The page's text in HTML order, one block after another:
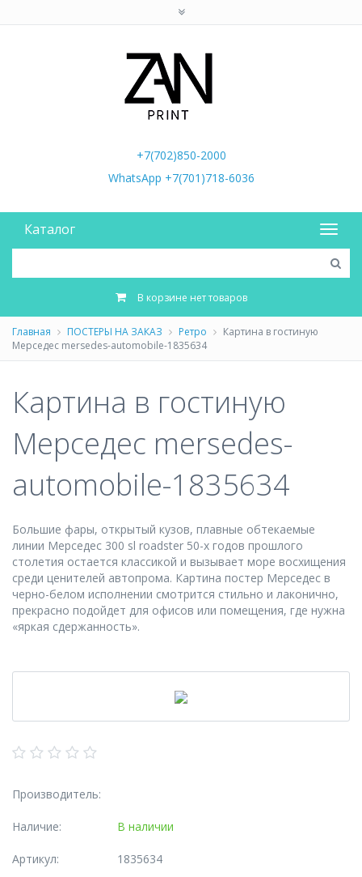
+7(702)850-2000
WhatsApp +7(701)718-6036
Каталог
В корзине нет товаров
Главная ПОСТЕРЫ НА ЗАКАЗ Ретро
Картина в гостиную
Мерседес mersedes-automobile-1835634
Картина в гостиную
Мерседес mersedes-
automobile-1835634
Большие фары, открытый кузов, плавные обтекаемые
линии Мерседес 300 sl roadster 50-х годов прошлого
столетия остается классикой и вызывает море восхищения
среди ценителей автопрома. Картина постер Мерседес в
черно-белом исполнении смотрится стильно и лаконично,
прекрасно подойдет для офисов или помещения, где нужна
«яркая сдержанность».
Производитель:
Наличие: В наличии
Артикул: 1835634